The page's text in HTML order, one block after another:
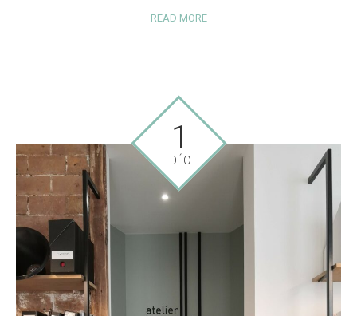
READ MORE
1
DÉC